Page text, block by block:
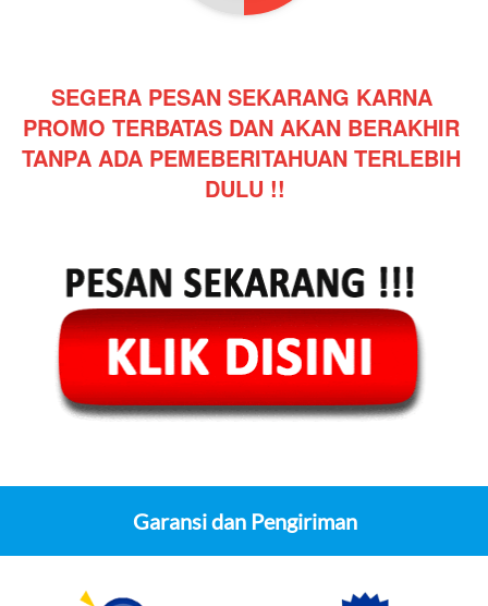
SEGERA PESAN SEKARANG KARNA
PROMO TERBATAS DAN AKAN BERAKHIR
TANPA ADA PEMEBERITAHUAN TERLEBIH
DULU !!
Garansi dan Pengiriman